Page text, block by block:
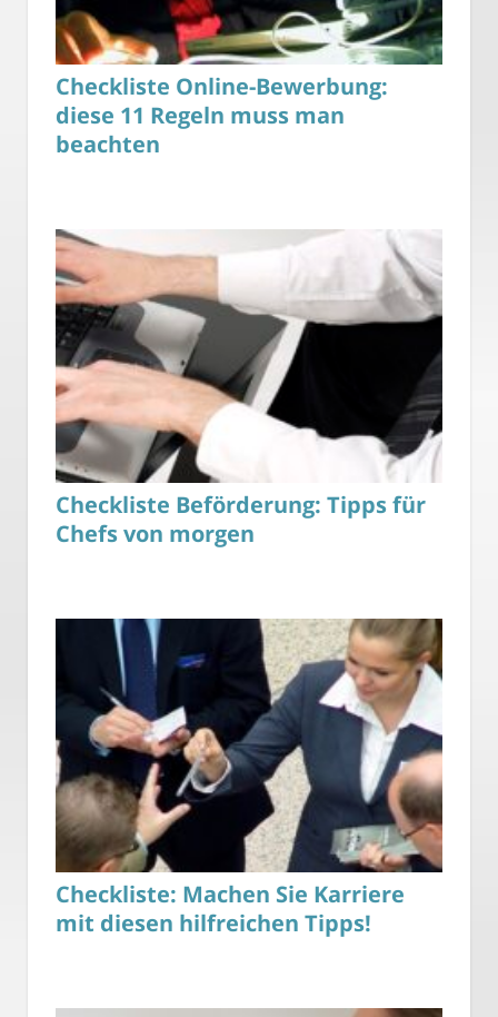
Checkliste Online-Bewerbung:
diese 11 Regeln muss man
beachten
Checkliste Beförderung: Tipps für
Chefs von morgen
Checkliste: Machen Sie Karriere
mit diesen hilfreichen Tipps!